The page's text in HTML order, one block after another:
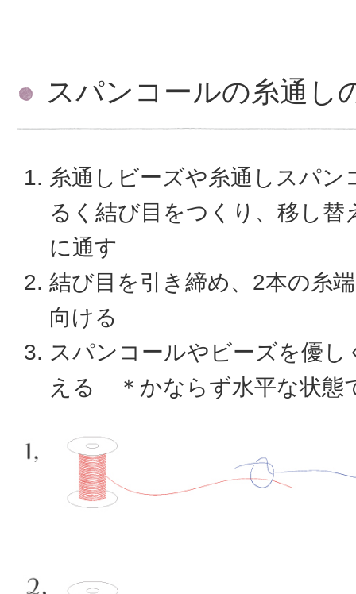
スパンコールの糸通し
糸通しビーズや糸通しスパン
るく結び目をつくり、移し替
に通す
結び目を引き締め、2本の糸
向ける
スパンコールやビーズを優し
える ＊かならず水平な状態